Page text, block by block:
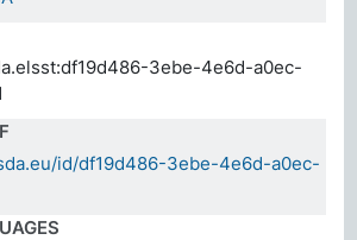
3ebe-4e6d-a0ec-
id/df19d486-3ebe-4e6d-a0ec-